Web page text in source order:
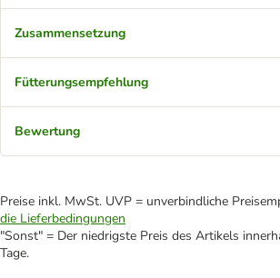
Zusammensetzung
Fütterungsempfehlung
Bewertung
Preise inkl. MwSt. UVP = unverbindliche
die Lieferbedingungen
"Sonst" = Der niedrigste Preis des Artikels
Tage.